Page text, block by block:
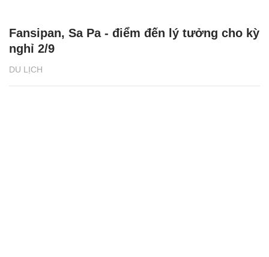
DU LỊCH
Fansipan, Sa Pa - điểm đến lý tưởng cho kỳ
nghỉ 2/9